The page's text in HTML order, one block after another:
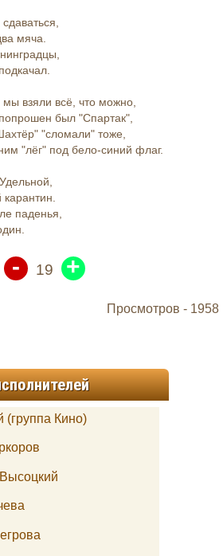
мяча.
взяли всё, что можно,
был "Спартак",
"сломали" тоже,
"лёг" под бело-синий флаг.
паденья,
- 19 +
Просмотров - 1958
(группа Кино)